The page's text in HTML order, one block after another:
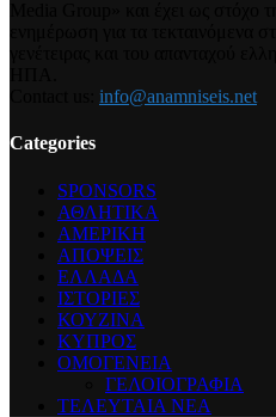
info@anamniseis.net
Categories
SPONSORS
ΑΘΛΗΤΙΚΑ
ΑΜΕΡΙΚΗ
ΑΠΟΨΕΙΣ
ΕΛΛΑΔΑ
ΙΣΤΟΡΙΕΣ
ΚΟΥΖΙΝΑ
ΚΥΠΡΟΣ
ΟΜΟΓΕΝΕΙΑ
ΓΕΛΟΙΟΓΡΑΦΙΑ
ΤΕΛΕΥΤΑΙΑ ΝΕΑ